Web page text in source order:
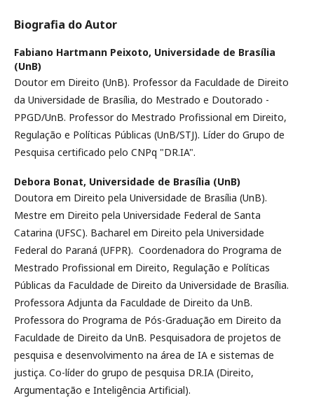
Biografia do Autor
Fabiano Hartmann Peixoto, Universidade de Brasília
(UnB)
Doutor em Direito (UnB). Professor da Faculdade de Direito
da Universidade de Brasília, do Mestrado e Doutorado -
PPGD/UnB. Professor do Mestrado Profissional em Direito,
Regulação e Políticas Públicas (UnB/STJ). Líder do Grupo de
Pesquisa certificado pelo CNPq "DR.IA".
Debora Bonat, Universidade de Brasília (UnB)
Doutora em Direito pela Universidade de Brasília (UnB).
Mestre em Direito pela Universidade Federal de Santa
Catarina (UFSC). Bacharel em Direito pela Universidade
Federal do Paraná (UFPR). Coordenadora do Programa de
Mestrado Profissional em Direito, Regulação e Políticas
Públicas da Faculdade de Direito da Universidade de Brasília.
Professora Adjunta da Faculdade de Direito da UnB.
Professora do Programa de Pós-Graduação em Direito da
Faculdade de Direito da UnB. Pesquisadora de projetos de
pesquisa e desenvolvimento na área de IA e sistemas de
justiça. Co-líder do grupo de pesquisa DR.IA (Direito,
Argumentação e Inteligência Artificial).